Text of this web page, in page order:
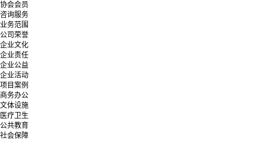
协会会员
咨询服务
业务范围
公司荣誉
企业文化
企业责任
企业公益
企业活动
项目案例
商务办公
文体设施
医疗卫生
公共教育
社会保障